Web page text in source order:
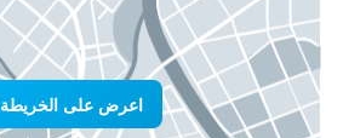
اعرض على الخريطة